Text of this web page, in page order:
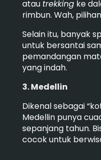
atau trekkingke
rimbun. Wah,
Selain itu, banyak
untuk bersantai
pemandangan
yang indah.
3. Medellin
Dikenal sebagai
Medellin punya
sepanjang tahun.
cocok untuk